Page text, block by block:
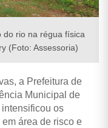
do rio na régua física
(Foto: Assessoria)
a Prefeitura de
Municipal de
os
área de risco e